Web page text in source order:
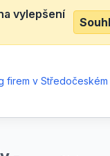
vylepšení
firem v Středočeském